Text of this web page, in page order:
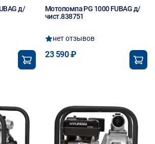
д/
Мотопомпа PG 1000 FUBAG д/
чист.838751
нет отзывов
23 590 ₽